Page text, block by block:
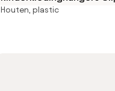
Houten, plastic